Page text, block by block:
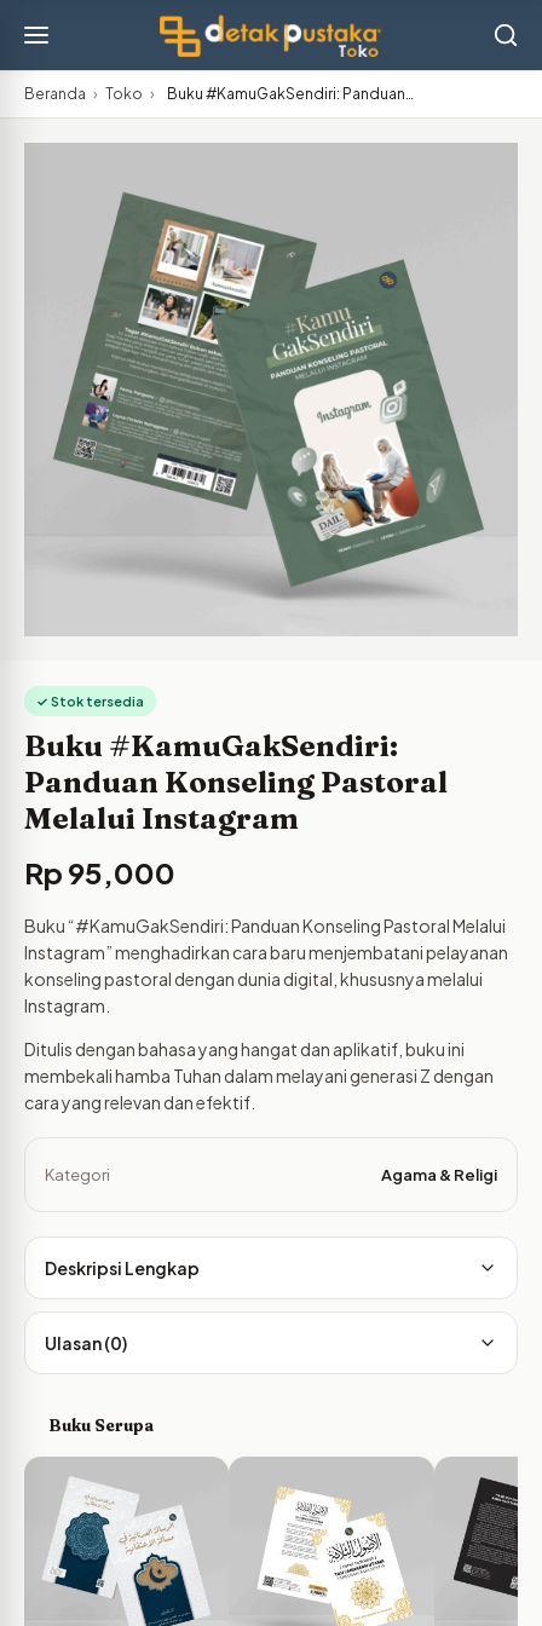
Beranda › Toko › Buku #KamuGakSendiri: Panduan…
✓ Stok tersedia
Buku #KamuGakSendiri:
Panduan Konseling Pastoral
Melalui Instagram
Rp 95,000
Buku “#KamuGakSendiri: Panduan Konseling Pastoral Melalui
Instagram” menghadirkan cara baru menjembatani pelayanan
konseling pastoral dengan dunia digital, khususnya melalui
Instagram.
Ditulis dengan bahasa yang hangat dan aplikatif, buku ini
membekali hamba Tuhan dalam melayani generasi Z dengan
cara yang relevan dan efektif.
Kategori Agama & Religi
Deskripsi Lengkap
Ulasan (0)
Buku Serupa